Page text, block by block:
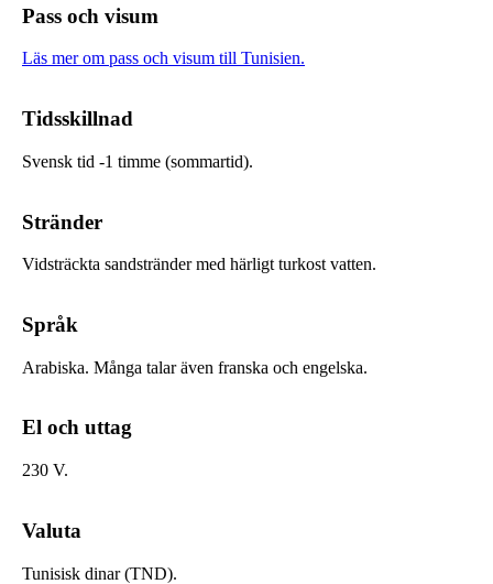
Pass och visum
Läs mer om pass och visum till Tunisien.
Tidsskillnad
Svensk tid -1 timme (sommartid).
Stränder
Vidsträckta sandstränder med härligt turkost vatten.
Språk
Arabiska. Många talar även franska och engelska.
El och uttag
230 V.
Valuta
Tunisisk dinar (TND).